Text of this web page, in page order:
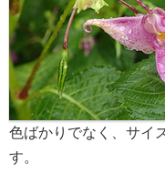
色ばかりでなく、サイ
す。